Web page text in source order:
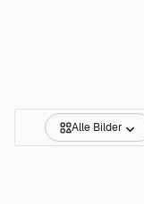
Alle Bilder